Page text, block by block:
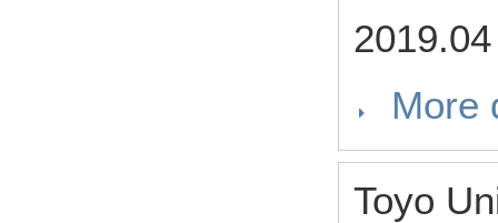
2019.04
More
Toyo